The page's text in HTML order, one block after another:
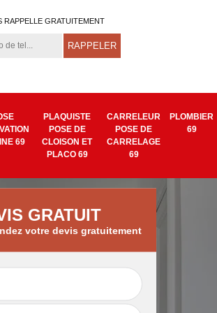
RAPPELLE GRATUITEMENT
69
PLAQUISTE
POSE DE
CLOISON ET
PLACO 69
CARRELEUR
POSE DE
CARRELAGE
69
PLOMBIER
69
mur
69
Pose de tapisserie
et toile de verre 69
GRATUIT
votre devis gratuitement